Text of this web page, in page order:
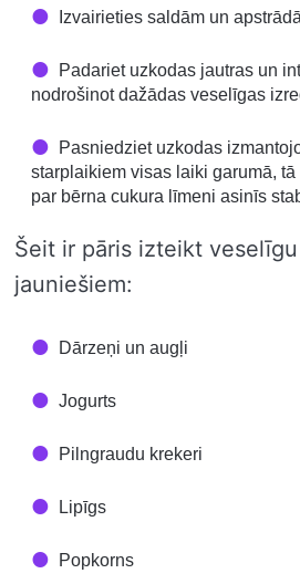
Izvairieties saldām un
Padariet uzkodas jautras un
nodrošinot dažādas veselīgas
Pasniedziet uzkodas
starplaikiem visas laiki garumā,
par bērna cukura līmeni asinīs
Šeit ir pāris izteikt
jauniešiem:
Dārzeņi un augļi
Jogurts
Pilngraudu krekeri
Lipīgs
Popkorns